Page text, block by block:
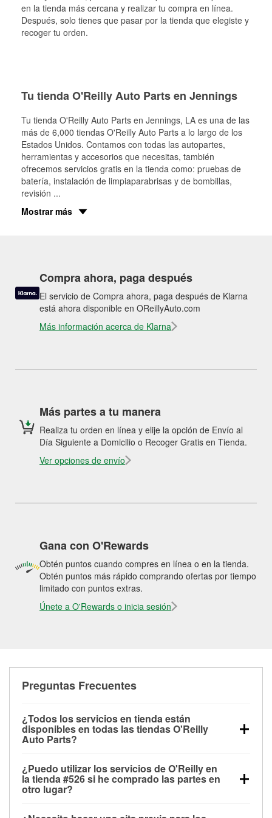
en la tienda más cercana y realizar tu compra en línea.
Después, solo tienes que pasar por la tienda que elegiste y
recoger tu orden.
Tu tienda O'Reilly Auto Parts en Jennings
Tu tienda O'Reilly Auto Parts en Jennings, LA es una de las
más de 6,000 tiendas O'Reilly Auto Parts a lo largo de los
Estados Unidos. Contamos con todas las autopartes,
herramientas y accesorios que necesitas, también
ofrecemos servicios gratis en la tienda como: pruebas de
batería, instalación de limpiaparabrisas y de bombillas,
revisión ...
Mostrar más
Compra ahora, paga después
El servicio de Compra ahora, paga después de Klarna
está ahora disponible en OReillyAuto.com
Más información acerca de Klarna
Más partes a tu manera
Realiza tu orden en línea y elije la opción de Envío al
Día Siguiente a Domicilio o Recoger Gratis en Tienda.
Ver opciones de envío
Gana con O'Rewards
Obtén puntos cuando compres en línea o en la tienda.
Obtén puntos más rápido comprando ofertas por tiempo
limitado con puntos extras.
Únete a O'Rewards o inicia sesión
Preguntas Frecuentes
¿Todos los servicios en tienda están
disponibles en todas las tiendas O'Reilly
Auto Parts?
las pruebas de batería, pruebas de alternador y
motor de arranque, revisión de la luz “Check Engine”
con O'Reilly VeriScan® e instalación de
limpiaparabrisas o bombillas, están disponibles en
¿Puedo utilizar los servicios de O'Reilly en
la tienda #526 si he comprado las partes en
otro lugar?